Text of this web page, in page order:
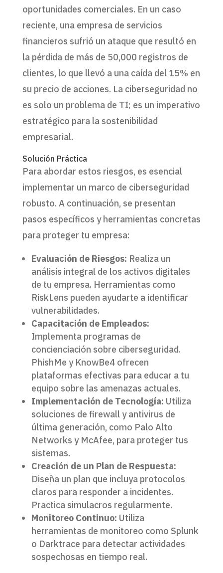
oportunidades comerciales. En un caso
reciente, una empresa de servicios
financieros sufrió un ataque que resultó en
la pérdida de más de 50,000 registros de
clientes, lo que llevó a una caída del 15% en
su precio de acciones. La ciberseguridad no
es solo un problema de TI; es un imperativo
estratégico para la sostenibilidad
empresarial.
Solución Práctica
Para abordar estos riesgos, es esencial
implementar un marco de ciberseguridad
robusto. A continuación, se presentan
pasos específicos y herramientas concretas
para proteger tu empresa:
Evaluación de Riesgos: Realiza un
análisis integral de los activos digitales
de tu empresa. Herramientas como
RiskLens pueden ayudarte a identificar
vulnerabilidades.
Capacitación de Empleados:
Implementa programas de
concienciación sobre ciberseguridad.
PhishMe y KnowBe4 ofrecen
plataformas efectivas para educar a tu
equipo sobre las amenazas actuales.
Implementación de Tecnología: Utiliza
soluciones de firewall y antivirus de
última generación, como Palo Alto
Networks y McAfee, para proteger tus
sistemas.
Creación de un Plan de Respuesta:
Diseña un plan que incluya protocolos
claros para responder a incidentes.
Practica simulacros regularmente.
Monitoreo Continuo: Utiliza
herramientas de monitoreo como Splunk
o Darktrace para detectar actividades
sospechosas en tiempo real.